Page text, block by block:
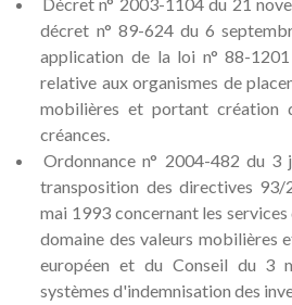
décret n° 89-624 du 6
application de la loi n° 88-
relative aux organismes de
mobilières et portant création
créances.
Ordonnance n° 2004-482 du
transposition des directives 93/
mai 1993 concernant les
domaine des valeurs mobilières
européen et du Conseil du 3
systèmes d'indemnisation des